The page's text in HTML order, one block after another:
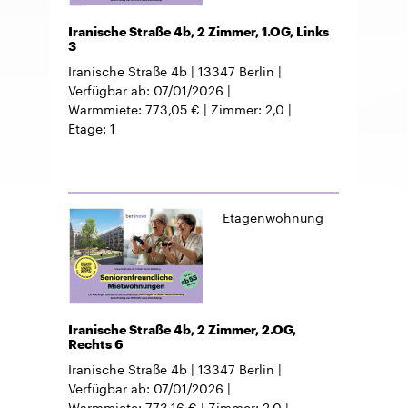
Iranische Straße 4b, 2 Zimmer, 1.OG, Links
3
Iranische Straße 4b 13347 Berlin
Verfügbar ab 07/01/2026
Warmmiete 773,05 € Zimmer 2,0
Etage 1
Etagenwohnung
Iranische Straße 4b, 2 Zimmer, 2.OG,
Rechts 6
Iranische Straße 4b 13347 Berlin
Verfügbar ab 07/01/2026